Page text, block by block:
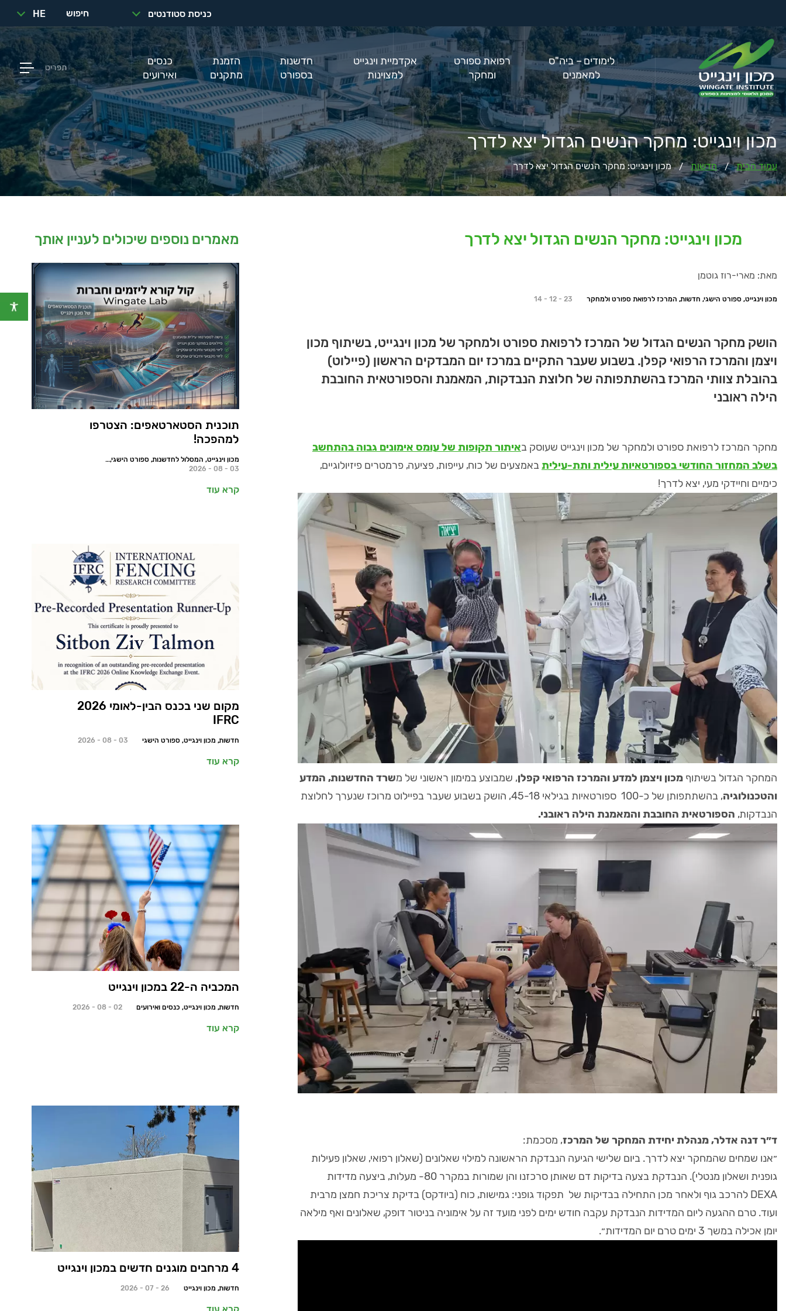
כניסת סטודנטים חיפוש HE
לימודים – ביה"ס
למאמנים
רפואת ספורט
ומחקר
אקדמיית וינגייט
למצוינות
חדשנות
בספורט
הזמנת
מתקנים
כנסים
ואירועים
תפריט
מכון וינגייט: מחקר הנשים הגדול יצא לדרך
עמוד הבית / חדשות / מכון וינגייט: מחקר הנשים הגדול יצא לדרך
מכון וינגייט: מחקר הנשים הגדול יצא לדרך
מאת: מארי-רוז גוטמן
מכון וינגייט, ספורט הישגי, חדשות, המרכז לרפואת ספורט ולמחקר 14 - 12 - 23
הושק מחקר הנשים הגדול של המרכז לרפואת ספורט ולמחקר של מכון וינגייט, בשיתוף מכון
ויצמן והמרכז הרפואי קפלן. בשבוע שעבר התקיים במרכז יום המבדקים הראשון (פיילוט)
בהובלת צוותי המרכז בהשתתפותה של חלוצת הנבדקות, המאמנת והספורטאית החובבת
הילה ראובני
מחקר המרכז לרפואת ספורט ולמחקר של מכון וינגייט שעוסק באיתור תקופות של עומס אימונים גבוה בהתחשב
בשלב המחזור החודשי בספורטאיות עילית ותת-עיליתבאמצעים של כוח, עייפות, פציעה, פרמטרים פיזיולוגיים,
כימיים וחיידקי מעי, יצא לדרך!
המחקר הגדול בשיתוף מכון ויצמן למדע והמרכז הרפואי קפלן, שמבוצע במימון ראשוני של משרד החדשנות, המדע
והטכנולוגיה
, בהשתתפותן של כ-100 ספורטאיות בגילאי 45-18, הושק בשבוע שעבר בפיילוט מרוכז שנערך לחלוצת
הנבדקות, הספורטאית החובבת והמאמנת הילה ראובני.
ד״ר דנה אדלר, מנהלת יחידת המחקר של המרכז, מסכמת:
״אנו שמחים שהמחקר יצא לדרך. ביום שלישי הגיעה הנבדקת הראשונה למילוי שאלונים (שאלון רפואי, שאלון פעילות
גופנית ושאלון מנטלי). הנבדקת בצעה בדיקות דם שאותן סרכזנו והן שמורות במקרר 80- מעלות, ביצעה מדידות
DEXA להרכב גוף ולאחר מכן התחילה בבדיקות של תפקוד גופני: גמישות, כוח (ביודקס) בדיקת צריכת חמצן מרבית
ועוד. טרם ההגעה ליום המדידות הנבדקת עקבה חודש ימים לפני מועד זה על אימוניה בניטור דופק, שאלונים ואף מילאה
יומן אכילה במשך 3 ימים טרם יום המדידות״.
מאמרים נוספים שיכולים לעניין אותך
תוכנית הסטארטאפים: הצטרפו
למהפכה!
מכון וינגייט, המסלול לחדשנות, ספורט הישגי, חדשות, מאמרים
03 - 08 - 2026
קרא עוד
מקום שני בכנס הבין-לאומי 2026
IFRC
חדשות, מכון וינגייט, ספורט הישגי 03 - 08 - 2026
קרא עוד
המכביה ה-22 במכון וינגייט
חדשות, מכון וינגייט, כנסים ואירועים 02 - 08 - 2026
קרא עוד
4 מרחבים מוגנים חדשים במכון וינגייט
חדשות, מכון וינגייט 26 - 07 - 2026